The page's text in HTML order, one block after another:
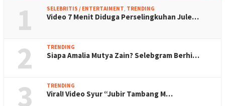
1 SELEBRITIS / ENTERTAIMENT, TRENDING
Video 7 Menit Diduga Perselingkuhan Jule…
2 TRENDING
Siapa Amalia Mutya Zain? Selebgram Berhi…
3 TRENDING
Viral! Video Syur “Jubir Tambang M…